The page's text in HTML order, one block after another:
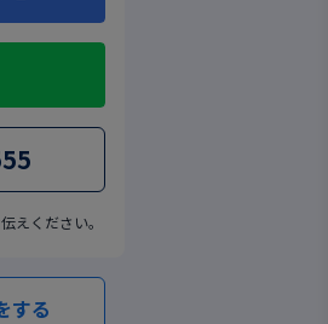
えください。
する